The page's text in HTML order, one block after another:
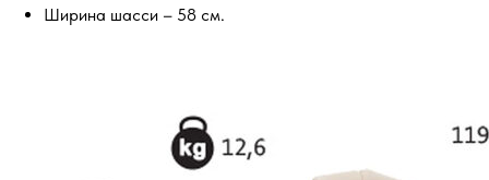
Ширина шасси – 58 см.